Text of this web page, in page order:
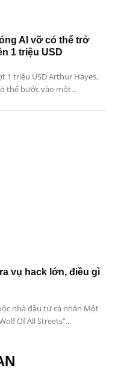
AI vỡ có thể trở
1 triệu USD
1 triệu USD Arthur Hayes,
thể bước vào một...
vụ hack lớn, điều gì
nhà đầu tư cá nhân Một
Of All Streets”...